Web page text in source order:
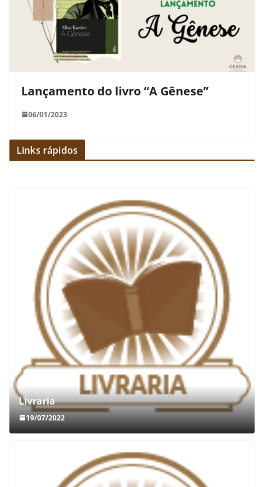
Lançamento do livro “A Gênese”
06/01/2023
Links rápidos
Livraria
19/07/2022